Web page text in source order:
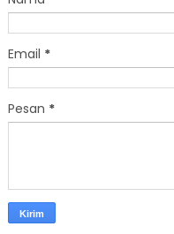
Email *
Pesan *